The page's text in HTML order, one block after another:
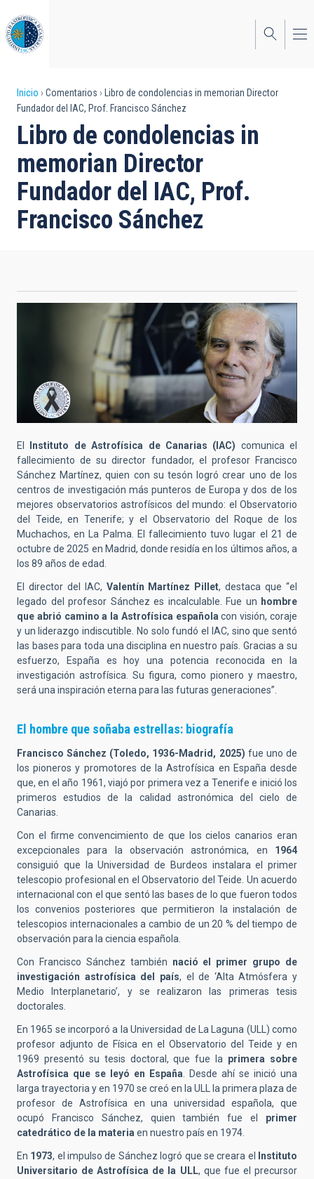
al
contenido
principal
Sobrescribir
enlaces
de
ayuda
a
la
Inicio Comentarios
Libro de condolencias in memorian Director
Fundador del IAC, Prof. Francisco Sánchez
Libro de condolencias in
memorian Director
Fundador del IAC, Prof.
Francisco Sánchez
El Instituto de Astrofísica de Canarias (IAC) comunica el
fallecimiento de su director fundador, el profesor Francisco
Sánchez Martínez, quien con su tesón logró crear uno de los
centros de investigación más punteros de Europa y dos de los
mejores observatorios astrofísicos del mundo: el Observatorio
del Teide, en Tenerife; y el Observatorio del Roque de los
Muchachos, en La Palma. El fallecimiento tuvo lugar el 21 de
octubre de 2025 en Madrid, donde residía en los últimos años, a
los 89 años de edad.
El director del IAC, Valentín Martínez Pillet, destaca que “el
legado del profesor Sánchez es incalculable. Fue un hombre
que abrió camino a la Astrofísica españolacon visión, coraje
y un liderazgo indiscutible. No solo fundó el IAC, sino que sentó
las bases para toda una disciplina en nuestro país. Gracias a su
esfuerzo, España es hoy una potencia reconocida en la
investigación astrofísica. Su figura, como pionero y maestro,
será una inspiración eterna para las futuras generaciones”.
El hombre que soñaba estrellas: biografía
Francisco Sánchez (Toledo, 1936-Madrid, 2025) fue uno de
los pioneros y promotores de la Astrofísica en España desde
que, en el año 1961, viajó por primera vez a Tenerife e inició los
primeros estudios de la calidad astronómica del cielo de
Canarias.
Con el firme convencimiento de que los cielos canarios eran
excepcionales para la observación astronómica, en 1964
consiguió que la Universidad de Burdeos instalara el primer
telescopio profesional en el Observatorio del Teide. Un acuerdo
internacional con el que sentó las bases de lo que fueron todos
los convenios posteriores que permitieron la instalación de
telescopios internacionales a cambio de un 20 % del tiempo de
observación para la ciencia española.
Con Francisco Sánchez también nació el primer grupo de
investigación astrofísica del país, el de ‘Alta Atmósfera y
Medio Interplanetario’, y se realizaron las primeras tesis
doctorales.
En 1965 se incorporó a la Universidad de La Laguna (ULL) como
profesor adjunto de Física en el Observatorio del Teide y en
1969 presentó su tesis doctoral, que fue la primera sobre
Astrofísica que se leyó en España. Desde ahí se inició una
larga trayectoria y en 1970 se creó en la ULL la primera plaza de
profesor de Astrofísica en una universidad española, que
ocupó Francisco Sánchez, quien también fue el primer
catedrático de la materiaen nuestro país en 1974.
En 1973, el impulso de Sánchez logró que se creara el
Instituto
Universitario de Astrofísica de la ULL, que fue el precursor